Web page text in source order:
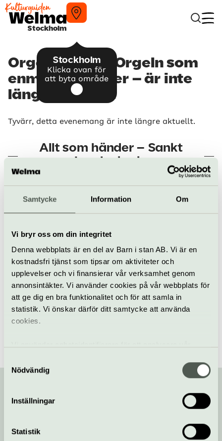
Samtycke Information Om
Vi bryr oss om din integritet
Denna webbplats är en del av Barn i stan AB. Vi är en
kostnadsfri tjänst som tipsar om aktiviteter och
upplevelser och vi finansierar vår verksamhet genom
annonsintäkter. Vi använder cookies på vår webbplats för
att ge dig en bra funktionalitet och för att samla in
statistik. Vi önskar därför ditt samtycke att använda
cookies.
samt tillhandahålla funktioner för sociala medier. Vi
vidarebefordrar även sådana identifierare och annan
information från din enhet till de sociala medier och
annons- och analysföretag som vi samarbetar med.
information som du har tillhandahållit eller som de har
Nödvändig
Inställningar
Statistik
Stockholm
Stockholm
Klicka ovan för
att byta område
Orgelkonsert | Orgeln som
enmansorkester – är inte
längre aktuellt
Tyvärr, detta evenemang är inte längre aktuellt.
Allt som händer – Sankt
Jacobs kyrka
Orgel
Jacobs kyrka
Sankt Jacobs kyrka
Hitta alla våra tips på kulturaktiviteter i Stockholm /
Evenemang i Stockholm
Orgelkonsert | Orgeln som
enmansorkester